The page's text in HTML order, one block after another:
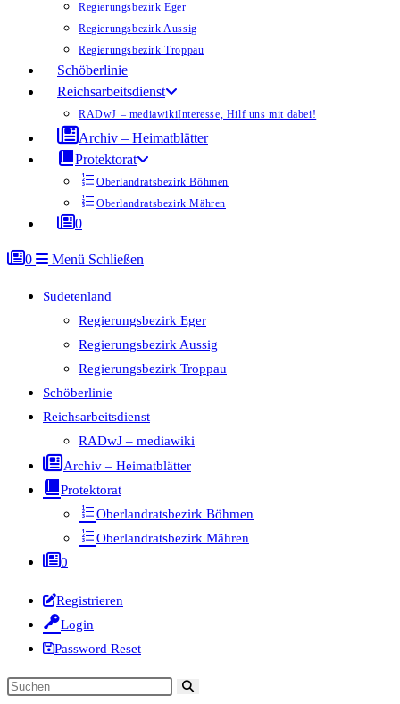
Regierungsbezirk Eger
Regierungsbezirk Aussig
Regierungsbezirk Troppau
Schöberlinie
Reichsarbeitsdienst
RADwJ – mediawikiInteresse, Hilf uns mit dabei!
Archiv – Heimatblätter
Protektorat
Oberlandratsbezirk Böhmen
Oberlandratsbezirk Mähren
0
0 Menü Schließen
Sudetenland
Regierungsbezirk Eger
Regierungsbezirk Aussig
Regierungsbezirk Troppau
Schöberlinie
Reichsarbeitsdienst
RADwJ – mediawiki
Archiv – Heimatblätter
Protektorat
Oberlandratsbezirk Böhmen
Oberlandratsbezirk Mähren
0
Registrieren
Login
Password Reset
Diese